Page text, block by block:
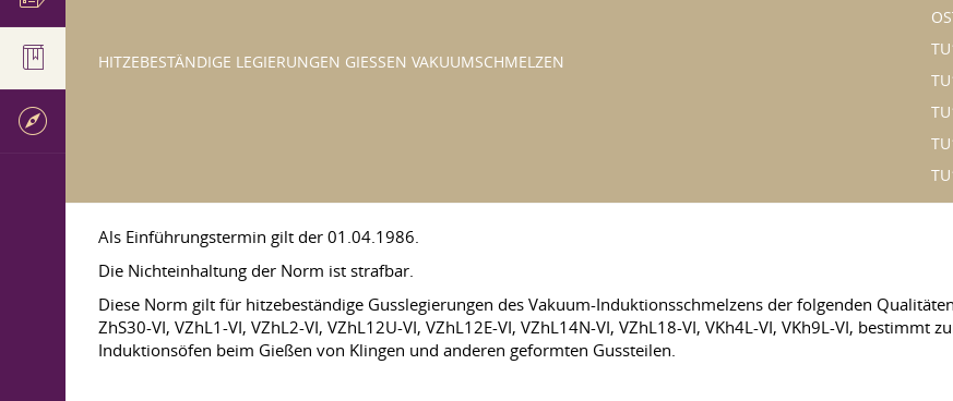
HITZEBESTÄNDIGE LEGIERUNGEN GIESSEN VAKUUMSCHMELZEN
Als Einführungstermin gilt der 01.04.1986.
Die Nichteinhaltung der Norm ist strafbar.
Diese Norm gilt für hitzebeständige Gusslegierungen des Vakuum-Induktionsschmelzens der folgenden Qualitäten:
ZhS30-VI, VZhL1-VI, VZhL2-VI, VZhL12U-VI, VZhL12E-VI, VZhL14N-VI, VZhL18-VI, VKh4L-VI, VKh9L-VI,
Induktionsöfen beim Gießen von Klingen und anderen geformten Gussteilen.